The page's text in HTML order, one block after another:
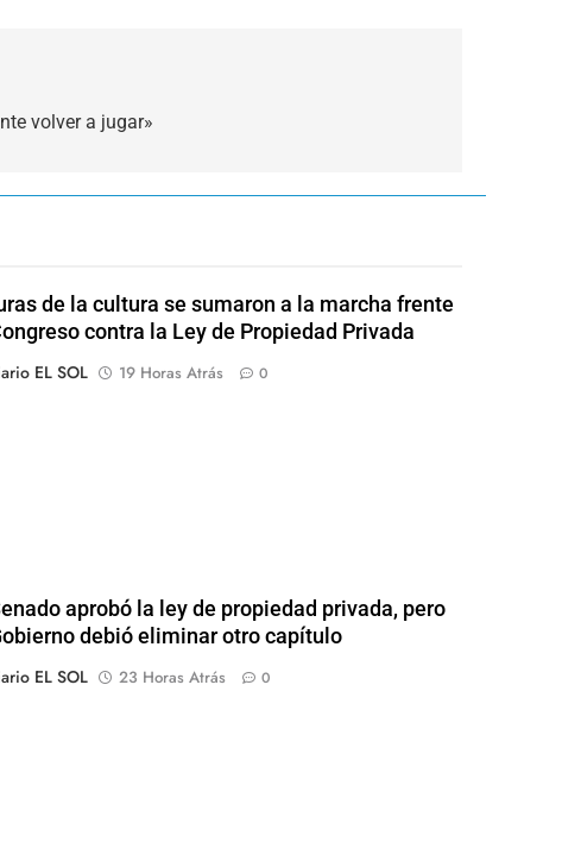
volver a jugar»
de la cultura se sumaron a la marcha frente
contra la Ley de Propiedad Privada
EL SOL
19 Horas Atrás 0
aprobó la ley de propiedad privada, pero
debió eliminar otro capítulo
EL SOL
23 Horas Atrás 0